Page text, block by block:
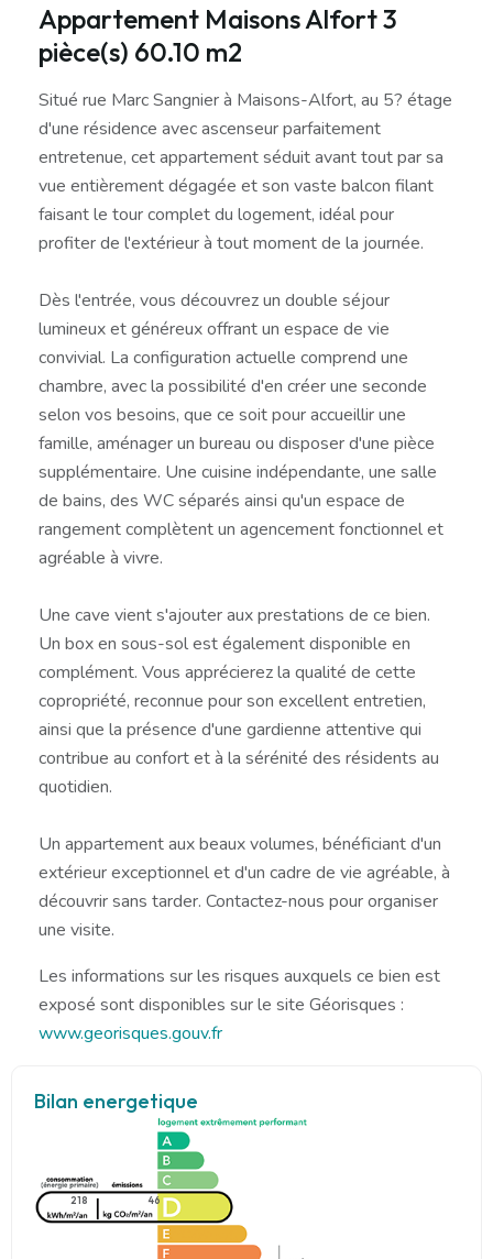
Appartement Maisons Alfort 3
pièce(s) 60.10 m2
Situé rue Marc Sangnier à Maisons-Alfort, au 5? étage
d'une résidence avec ascenseur parfaitement
entretenue, cet appartement séduit avant tout par sa
vue entièrement dégagée et son vaste balcon filant
faisant le tour complet du logement, idéal pour
profiter de l'extérieur à tout moment de la journée.
Dès l'entrée, vous découvrez un double séjour
lumineux et généreux offrant un espace de vie
convivial. La configuration actuelle comprend une
chambre, avec la possibilité d'en créer une seconde
selon vos besoins, que ce soit pour accueillir une
famille, aménager un bureau ou disposer d'une pièce
supplémentaire. Une cuisine indépendante, une salle
de bains, des WC séparés ainsi qu'un espace de
rangement complètent un agencement fonctionnel et
agréable à vivre.
Une cave vient s'ajouter aux prestations de ce bien.
Un box en sous-sol est également disponible en
complément. Vous apprécierez la qualité de cette
copropriété, reconnue pour son excellent entretien,
ainsi que la présence d'une gardienne attentive qui
contribue au confort et à la sérénité des résidents au
quotidien.
Un appartement aux beaux volumes, bénéficiant d'un
extérieur exceptionnel et d'un cadre de vie agréable, à
découvrir sans tarder. Contactez-nous pour organiser
une visite.
Les informations sur les risques auxquels ce bien est
exposé sont disponibles sur le site Géorisques :
www.georisques.gouv.fr
Bilan energetique
218 46